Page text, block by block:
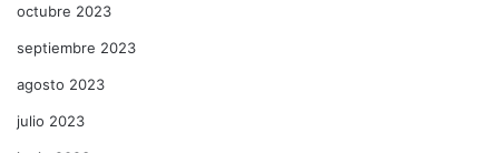
octubre 2023
septiembre 2023
agosto 2023
julio 2023